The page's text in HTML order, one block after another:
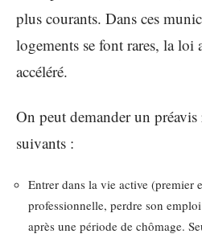
plus courants. Dans ces
logements se font rares, la loi
accéléré.
On peut demander un préavis
suivants :
Entrer dans la vie active (premier
professionnelle, perdre son
après une période de chômage.